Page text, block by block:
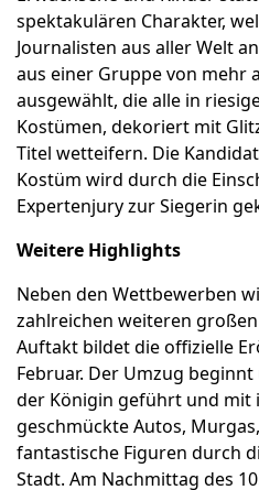
spektakulären Charakter,
Journalisten aus aller Welt
aus einer Gruppe von mehr
ausgewählt, die alle in
Kostümen, dekoriert mit
Titel wetteifern. Die
Kostüm wird durch die
Expertenjury zur Siegerin
Weitere Highlights
Neben den Wettbewerben
zahlreichen weiteren
Auftakt bildet die offizielle
Februar. Der Umzug
der Königin geführt und mit
geschmückte Autos,
fantastische Figuren durch
Stadt. Am Nachmittag des